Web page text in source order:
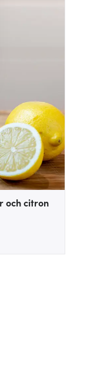
och citron